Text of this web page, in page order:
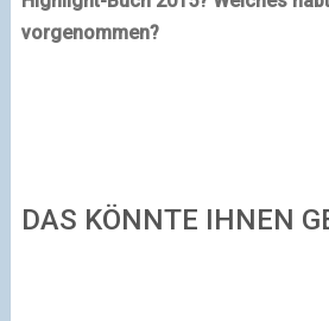
vorgenommen?
DAS KÖNNTE IHNEN